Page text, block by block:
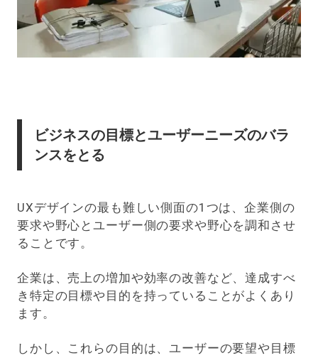
ビジネスの目標とユーザーニーズのバラ
ンスをとる
UXデザインの最も難しい側面の1つは、企業側の
要求や野心とユーザー側の要求や野心を調和させ
ることです。
企業は、売上の増加や効率の改善など、達成すべ
き特定の目標や目的を持っていることがよくあり
ます。
しかし、これらの目的は、ユーザーの要望や目標